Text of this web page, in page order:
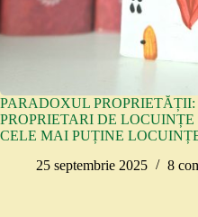
PARADOXUL
PROPRIETARI DE
CELE MAI PUȚINE
25 septembrie 2025
8